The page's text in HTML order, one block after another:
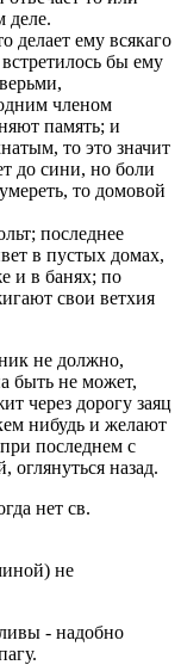
деле.
делает ему всякаго
бы ему
членом
память; и
то это значит
до сини, но боли
то домовой
последнее
в пустых домах,
и в банях; по
свои ветхия
не должно,
быть не может,
через дорогу заяц
нибудь и желают
последнем с
назад.
нет св.
не
- надобно